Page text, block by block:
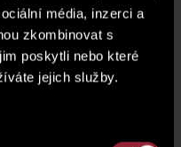
média, inzerci a
zkombinovat s
poskytli nebo které
jejich služby.